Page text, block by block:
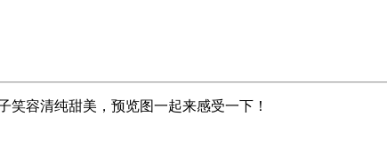
笑容清纯甜美，预览图一起来感受一下！